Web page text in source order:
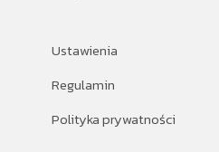
Ustawienia
Regulamin
Polityka prywatności